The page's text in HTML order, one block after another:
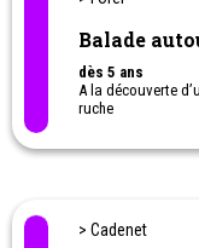
Balade
dès 5 ans
A la découverte
ruche
> Cadenet